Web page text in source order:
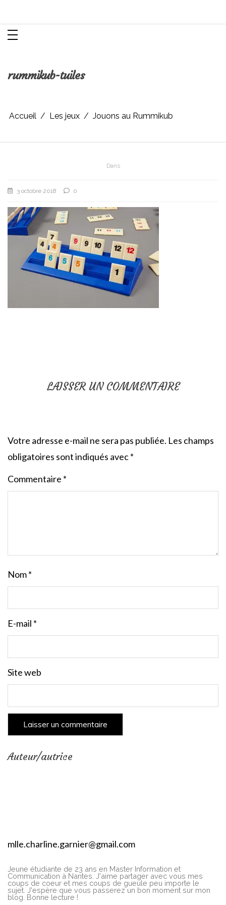
rummikub-tuiles
Accueil Les jeux Jouons au Rummikub
Dans
3 octobre 2018 0
LAISSER UN COMMENTAIRE
Votre adresse e-mail ne sera pas publiée. Les champs
obligatoires sont indiqués avec*
Commentaire *
Nom*
E-mail *
Site web
Auteur/autrice
mlle.charline.garnier@gmail.com
Jeune étudiante de 23 ans en Master Information et
Communication à Nantes. J'aime partager avec vous mes
coups de coeur et mes coups de gueule peu importe le
sujet. J'espère que vous passerez un bon moment sur mon
blog. Bonne lecture !